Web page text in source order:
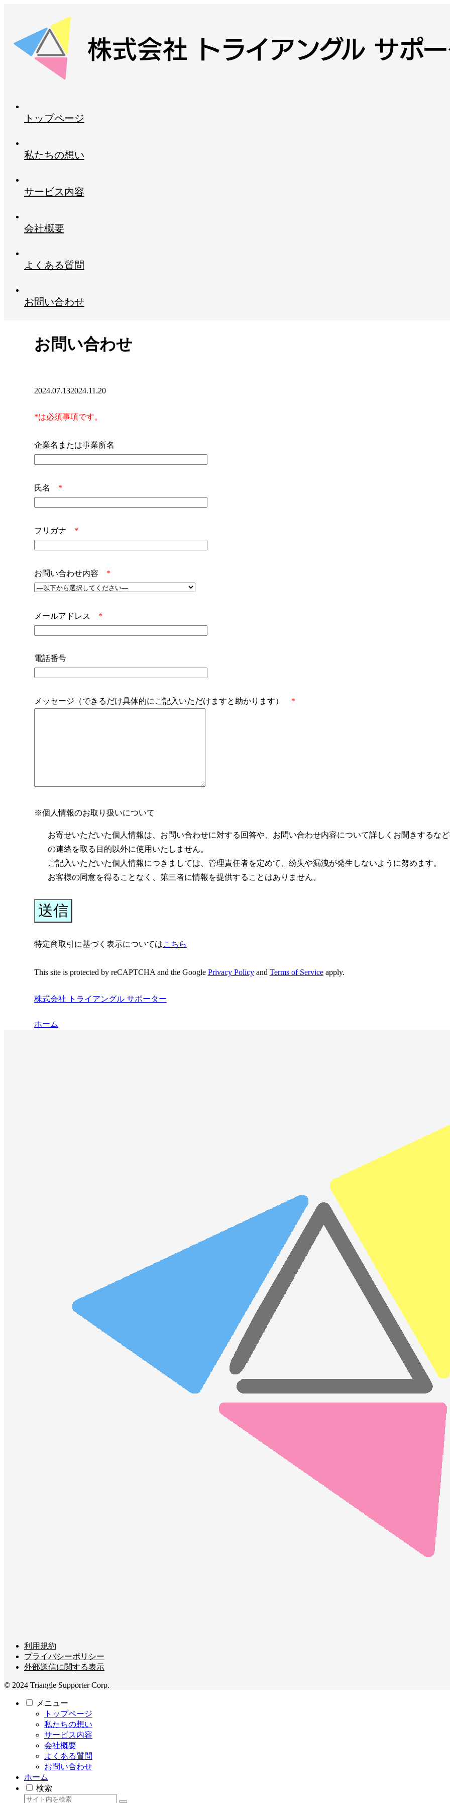
トップページ
私たちの想い
サービス内容
会社概要
よくある質問
お問い合わせ
お問い合わせ
2024.07.132024.11.20
*は必須事項です。
企業名または事業所名
氏名 *
フリガナ *
お問い合わせ内容 *
メールアドレス *
電話番号
メッセージ（できるだけ具体的にご記入いただけますと助かります） *
※個人情報のお取り扱いについて
お寄せいただいた個人情報は、お問い合わせに対する回答や、お問い合わせ内容について詳しくお聞きするな
の連絡を取る目的以外に使用いたしません。
ご記入いただいた個人情報につきましては、管理責任者を定めて、紛失や漏洩が発生しないように努めます。
お客様の同意を得ることなく、第三者に情報を提供することはありません。
特定商取引に基づく表示についてはこちら
This site is protected by reCAPTCHA and the Google Privacy Policyand Terms of Serviceapply.
株式会社 トライアングル サポーター
ホーム
利用規約
プライバシーポリシー
外部送信に関する表示
© 2024 Triangle Supporter Corp.
メニュー
トップページ
私たちの想い
サービス内容
会社概要
よくある質問
お問い合わせ
ホーム
検索